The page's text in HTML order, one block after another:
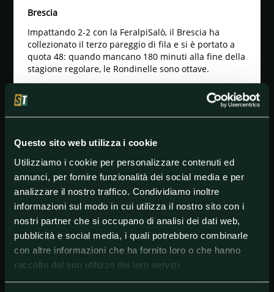
Questo sito web utilizza i cookie
Utilizziamo i cookie per personalizzare contenuti ed
annunci, per fornire funzionalità dei social media e per
analizzare il nostro traffico. Condividiamo inoltre
informazioni sul modo in cui utilizza il nostro sito con i
nostri partner che si occupano di analisi dei dati web,
pubblicità e social media, i quali potrebbero combinarle
con altre informazioni che ha fornito loro o che hanno
raccolto dal suo utilizzo dei loro servizi.
Brescia
Impattando 2-2 con la FeralpiSalò, il Brescia ha
collezionato il terzo pareggio di fila e si è portato a
quota 48: quando mancano 180 minuti alla fine della
stagione regolare, le Rondinelle sono ottave.
Cedendo in casa alla Sampdoria, il Lecco è rimasto in
fondo al gruppo con 26 punti: già retrocessi in Serie
ultime due gare di campionato.
Precedenti
All'andata si è imposto il Brescia 2-0 ma il bilancio
dei 19 confronti diretti è sull'8-8.
Pronostico
Scegliamo il Brescia, che ha un ruolino interno
discreto (6-8-4) e non ha alcuna intenzione di
rinunciare ai playoff.
Quote